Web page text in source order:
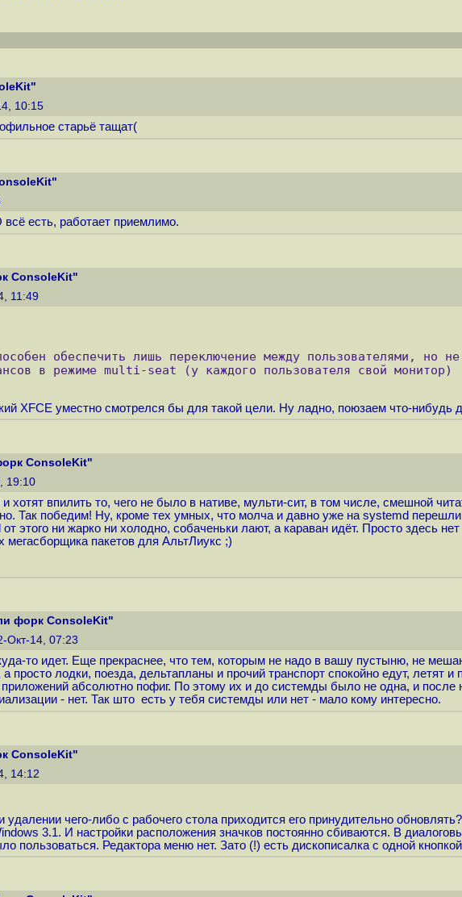
10:15
старьё тащат(
есть, работает приемлимо.
ConsoleKit"
11:49
обеспечить лишь переключение между пользователями, но
в режиме multi-seat (у каждого пользователя свой монитор)
XFCE уместно смотрелся бы для такой цели. Ну ладно, поюзаем что-нибудь
ConsoleKit"
19:10
хотят впилить то, чего не было в нативе, мульти-сит, в том числе, смешной
Так победим! Ну, кроме тех умных, что молча и давно уже на systemd
этого ни жарко ни холодно, собаченьки лают, а караван идёт. Просто здесь
мегасборщика пакетов для АльтЛиукс ;)
форк ConsoleKit"
Окт-14, 07:23
то идет. Еще прекраснее, что тем, которым не надо в вашу пустыню, не
а просто лодки, поезда, дельтапланы и прочий транспорт спокойно едут,
абсолютно пофиг. По этому их и до системды было не одна, и
- нет. Так што есть у тебя системды или нет - мало кому интересно.
ConsoleKit"
14:12
чего-либо с рабочего стола приходится его принудительно
3.1. И настройки расположения значков постоянно сбиваются. В
пользоваться. Редактора меню нет. Зато (!) есть дискописалка с одной